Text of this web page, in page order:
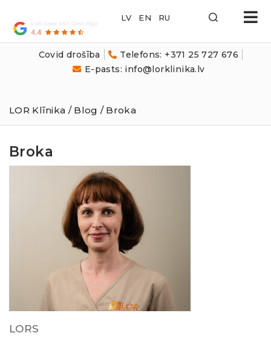
Covid drošība
Telefons: +371 25 727 676
E-pasts: info@lorklinika.lv
LOR
Klīnika
LOR Klīnika / Blog / Broka
Broka
LORS